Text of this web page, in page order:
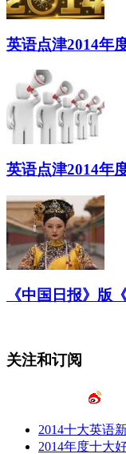
英语点津2014年
英语点津2014年
《中国日报》版
关注和订阅
2014十大英语
2014年度十大